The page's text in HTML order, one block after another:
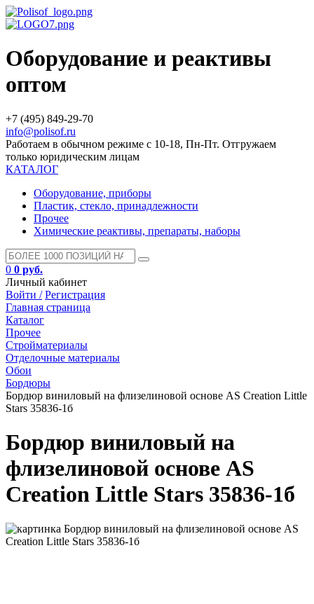
Оборудование и реактивы
оптом
+7 (495) 849-29-70
info@polisof.ru
Работаем в обычном режиме с 10-18, Пн-Пт. Отгружаем
только юридическим лицам
КАТАЛОГ
Оборудование, приборы
Пластик, стекло, принадлежности
Прочее
Химические реактивы, препараты, наборы
0 0 руб.
Личный кабинет
Войти / Регистрация
Главная страница
Каталог
Прочее
Стройматериалы
Отделочные материалы
Обои
Бордюры
Бордюр виниловый на флизелиновой основе AS Creation Little
Stars 35836-1б
Бордюр виниловый на
флизелиновой основе AS
Creation Little Stars 35836-1б